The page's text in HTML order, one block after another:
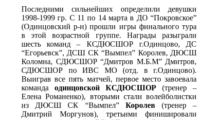
Последними сильнейших определили девушки
1998-1999 гр. С 11 по 14 марта в ДО “Покровское”
(Одинцовский р-н) прошли игры финального тура
в этой возрастной группе. Награды разыграли
шесть команд – КСДЮСШОР г.Одинцово, ДС
“Егорьевск”, ДСШ СК “Вымпел” Королев, ДЮСШ
Коломна, СДЮСШОР “Дмитров М.Б.М” Дмитров,
СДЮСШОР по ИВС МО (отд. в г.Одинцово).
Выиграв все пять матчей, первое место завоевала
команда одинцовской КСДЮСШОР (тренер –
Елена Романенко), вторыми стали волейболистки
из ДЮСШ СК “Вымпел” Королев(тренер –
Дмитрий Моргунов), третьими финишировали